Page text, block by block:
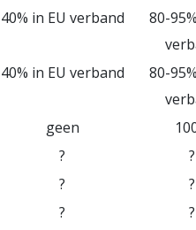
40% in EU verband
80-
40% in EU verband
80-
geen
?
?
?
?
?
?